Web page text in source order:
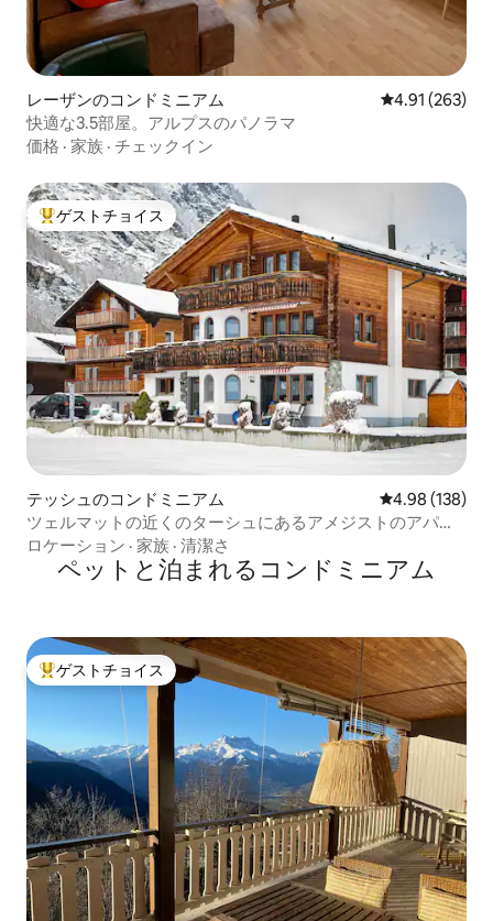
レーザンのコンドミニアム レビュー263
4.91 (263)
快適な3.5部屋。アルプスのパノラマ
価格 · 家族 · チェックイン
大好評のゲストチョイスです。
ゲストチョイス
テッシュのコンドミニアム レビュー138
4.98 (138)
ツェルマットの近くのターシュにあるアメジストのアパー
ト
ロケーション · 家族 · 清潔さ
ペットと泊まれるコンドミニアム
大好評のゲストチョイスです。
ゲストチョイス